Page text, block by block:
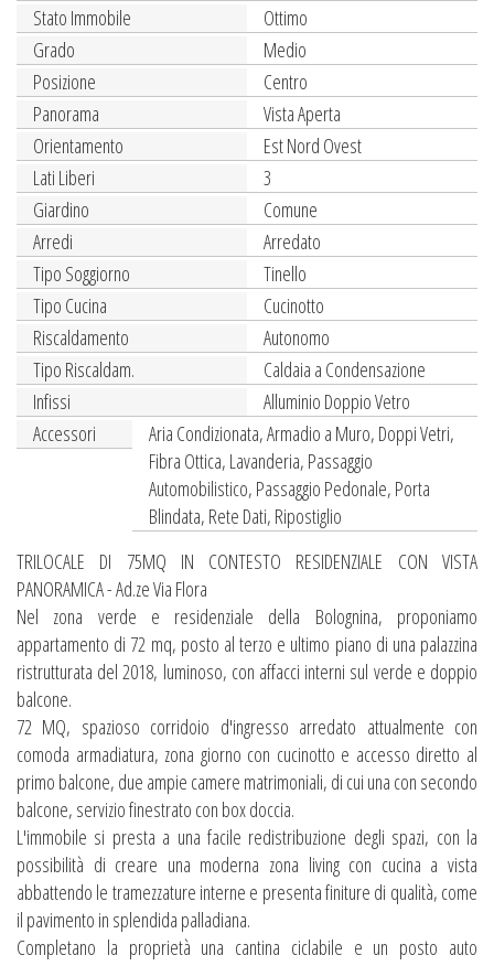
Stato Immobile
Ottimo
Grado
Medio
Posizione
Centro
Panorama
Vista Aperta
Orientamento
Est Nord Ovest
Lati Liberi
3
Giardino
Comune
Arredi
Arredato
Tipo Soggiorno
Tinello
Tipo Cucina
Cucinotto
Riscaldamento
Autonomo
Tipo Riscaldam.
Caldaia a Condensazione
Infissi
Alluminio Doppio Vetro
Accessori
Aria Condizionata, Armadio a Muro, Doppi Vetri,
Fibra Ottica, Lavanderia, Passaggio
Automobilistico, Passaggio Pedonale, Porta
Blindata, Rete Dati, Ripostiglio
TRILOCALE DI 75MQ IN CONTESTO RESIDENZIALE CON VISTA
PANORAMICA - Ad.ze Via Flora
Nel zona verde e residenziale della Bolognina, proponiamo
appartamento di 72 mq, posto al terzo e ultimo piano di una palazzina
ristrutturata del 2018, luminoso, con affacci interni sul verde e doppio
balcone.
72 MQ, spazioso corridoio d'ingresso arredato attualmente con
comoda armadiatura, zona giorno con cucinotto e accesso diretto al
primo balcone, due ampie camere matrimoniali, di cui una con secondo
balcone, servizio finestrato con box doccia.
L'immobile si presta a una facile redistribuzione degli spazi, con la
possibilità di creare una moderna zona living con cucina a vista
abbattendo le tramezzature interne e presenta finiture di qualità, come
il pavimento in splendida palladiana.
Completano la proprietà una cantina ciclabile e un posto auto